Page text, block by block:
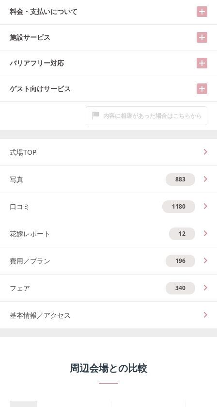
料金・支払いについて
施設サービス
バリアフリー対応
ゲスト向けサービス
内容に相違があった場合はこちらから
式場TOP
写真 883
口コミ 1180
花嫁レポート 12
費用／プラン 196
フェア 340
基本情報／アクセス
周辺会場との比較